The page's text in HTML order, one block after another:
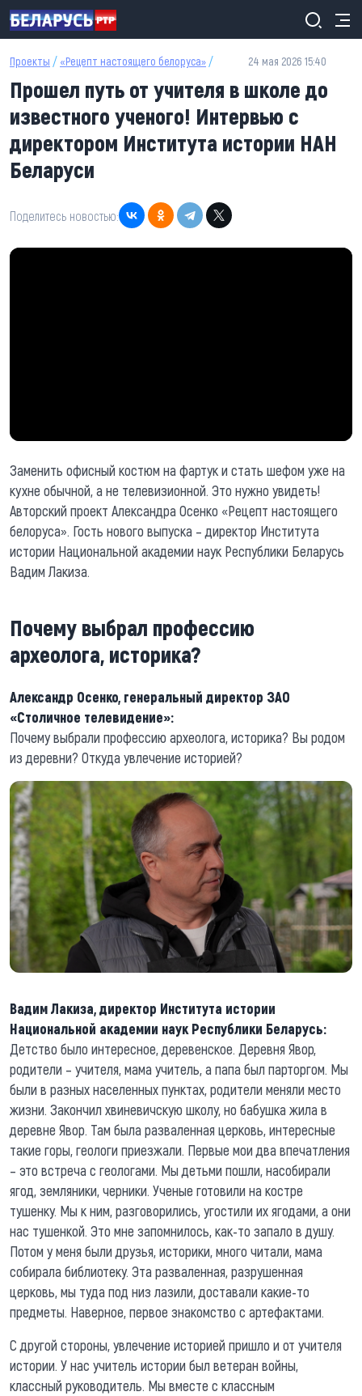
Перейти к основному содержанию
Проекты / «Рецепт настоящего белоруса» / 24 мая 2026 15:40
Прошел путь от учителя в школе до
известного ученого! Интервью с
директором Института истории НАН
Беларуси
Поделитесь новостью:
Заменить офисный костюм на фартук и стать шефом уже на
кухне обычной, а не телевизионной. Это нужно увидеть!
Авторский проект Александра Осенко «Рецепт настоящего
белоруса». Гость нового выпуска – директор Института
истории Национальной академии наук Республики Беларусь
Вадим Лакиза.
Почему выбрал профессию
археолога, историка?
Александр Осенко, генеральный директор ЗАО
«Столичное телевидение»:
Почему выбрали профессию археолога, историка? Вы родом
из деревни? Откуда увлечение историей?
Вадим Лакиза, директор Института истории
Национальной академии наук Республики Беларусь:
Детство было интересное, деревенское. Деревня Явор,
родители – учителя, мама учитель, а папа был парторгом. Мы
были в разных населенных пунктах, родители меняли место
жизни. Закончил хвиневичскую школу, но бабушка жила в
деревне Явор. Там была разваленная церковь, интересные
такие горы, геологи приезжали. Первые мои два впечатления
– это встреча с геологами. Мы детьми пошли, насобирали
ягод, земляники, черники. Ученые готовили на костре
тушенку. Мы к ним, разговорились, угостили их ягодами, а они
нас тушенкой. Это мне запомнилось, как-то запало в душу.
Потом у меня были друзья, историки, много читали, мама
собирала библиотеку. Эта разваленная, разрушенная
церковь, мы туда под низ лазили, доставали какие-то
предметы. Наверное, первое знакомство с артефактами.
С другой стороны, увлечение историей пришло и от учителя
истории. У нас учитель истории был ветеран войны,
классный руководитель. Мы вместе с классным